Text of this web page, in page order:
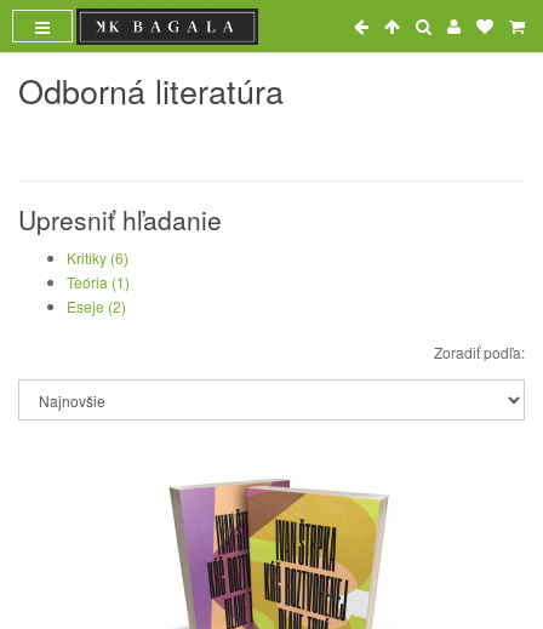
Odborná literatúra
Upresniť hľadanie
Kritiky (6)
Teória (1)
Eseje (2)
Zoradiť podľa: